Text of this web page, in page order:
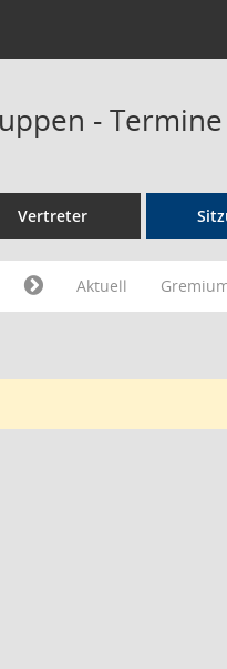
- Termine
Vertreter
Aktuell